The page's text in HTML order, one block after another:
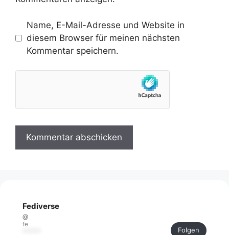
Name, E-Mail-Adresse und Website in
diesem Browser für meinen nächsten
Kommentar speichern.
Fediverse
@
fe
Folgen